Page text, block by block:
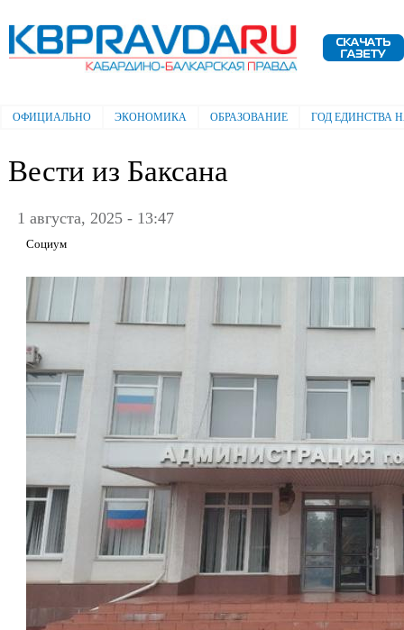
Электронная газета "Кабардино-
Балкарская правда"
Главное меню
ОФИЦИАЛЬНО ЭКОНОМИКА ОБРАЗОВАНИЕ ГОД ЕДИНСТВА
Вести из Баксана
1 августа, 2025 - 13:47
Социум